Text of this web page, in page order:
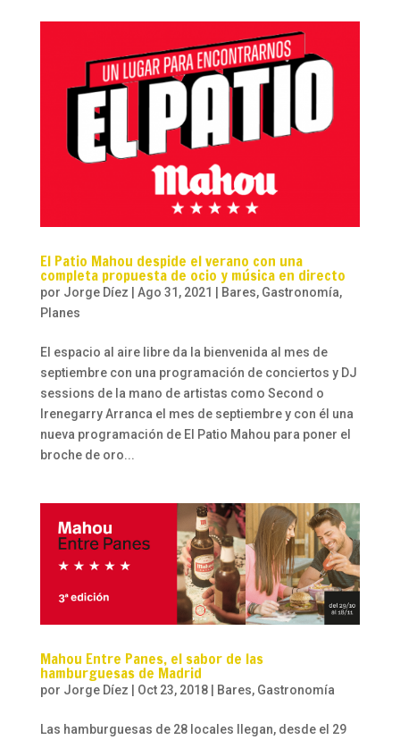
El Patio Mahou despide el verano con una
completa propuesta de ocio y música en directo
por Jorge Díez | Ago 31, 2021 | Bares, Gastronomía,
Planes
El espacio al aire libre da la bienvenida al mes de
septiembre con una programación de conciertos y DJ
sessions de la mano de artistas como Second o
Irenegarry Arranca el mes de septiembre y con él una
nueva programación de El Patio Mahou para poner el
broche de oro...
Mahou Entre Panes, el sabor de las
hamburguesas de Madrid
por Jorge Díez Oct 23, 2018| Bares, Gastronomía
Las hamburguesas de 28 locales llegan, desde el 29